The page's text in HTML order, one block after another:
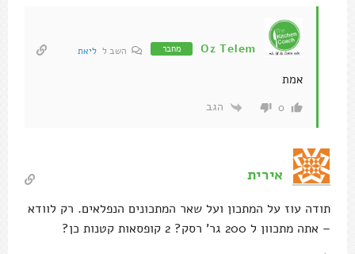
Oz Telem מחבר השב ל ליאת
אמת
0 הגב
אירית
תודה עוז על המתכון ועל שאר המתכונים הנפלאים. רק לוודא
– אתה מתכוון ל 200 גר' רסק? 2 קופסאות קטנות כן?